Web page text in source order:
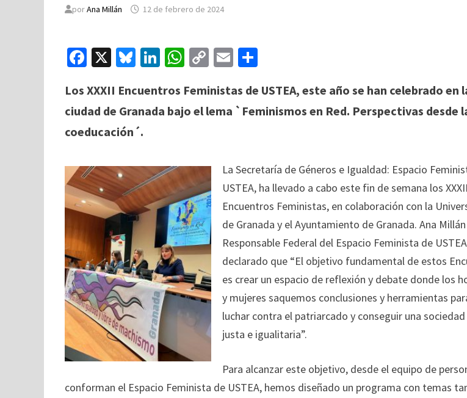
porAna Millán 12 de febrero de 2024
Fa
b
o
o
X
Bl
es
ky
Li
ke
dI
W
at
sA
C
p
y
k
E
ai
l
m
p
Los XXXII Encuentros Feministas de USTEA, este año se han celebrado en
ciudad de Granada bajo el lema `Feminismos en Red. Perspectivas desde
coeducación´.
La Secretaría de Géneros e Igualdad: Espacio
USTEA, ha llevado a cabo este fin de semana los XXXII
Encuentros Feministas, en colaboración con la
de Granada y el Ayuntamiento de Granada. Ana
Responsable Federal del Espacio Feminista de
declarado que “El objetivo fundamental de estos
es crear un espacio de reflexión y debate donde los
y mujeres saquemos conclusiones y herramientas
luchar contra el patriarcado y conseguir una
justa e igualitaria”.
Para alcanzar este objetivo, desde el equipo de
conforman el Espacio Feminista de USTEA, hemos diseñado un programa con temas